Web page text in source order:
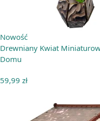
Nowość
Drewniany Kwiat
Domu
59,99 zł